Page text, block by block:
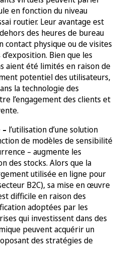
en fonction du niveau
routier. Leur avantage est
des heures de bureau
contact physique ou de visites
Bien que les
aient été limités en raison de
potentiel des utilisateurs,
la technologie des
l’engagement des clients et
l’utilisation d’une solution
de modèles de sensibilité
– augmente les
des stocks. Alors que la
utilisée en ligne pour
B2C), sa mise en œuvre
difficile en raison des
adoptées par les
qui investissent dans des
peuvent acquérir un
des stratégies de